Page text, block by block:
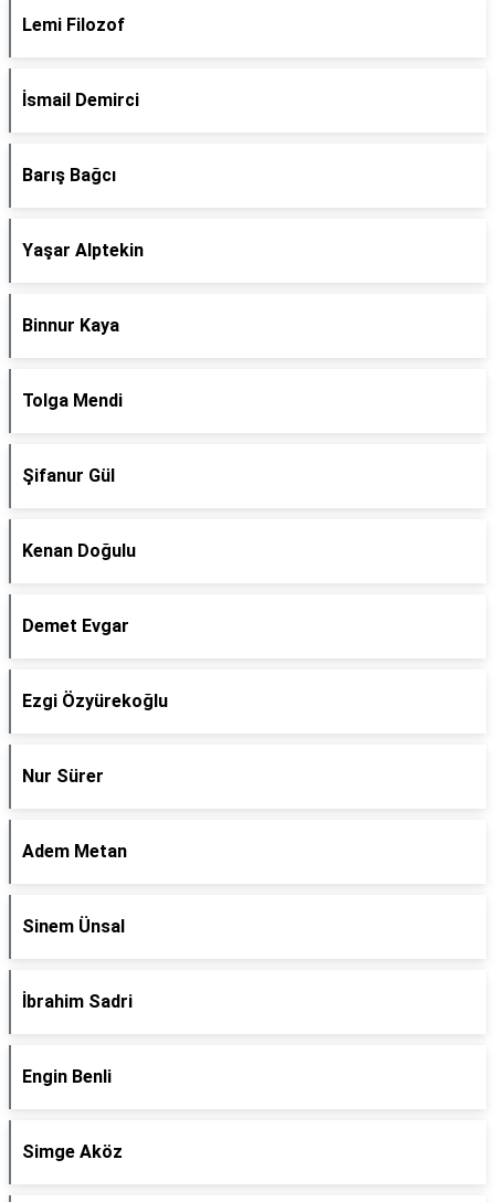
Lemi Filozof
İsmail Demirci
Barış Bağcı
Yaşar Alptekin
Binnur Kaya
Tolga Mendi
Şifanur Gül
Kenan Doğulu
Demet Evgar
Ezgi Özyürekoğlu
Nur Sürer
Adem Metan
Sinem Ünsal
İbrahim Sadri
Engin Benli
Simge Aköz